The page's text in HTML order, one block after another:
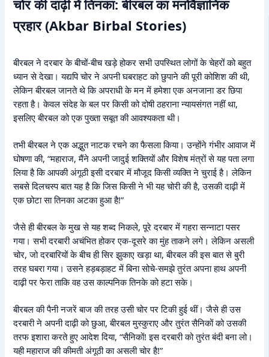
चोर की दाढ़ी में तिनका: बीरबल का मनोवैज्ञानिक
प्रहार (Akbar Birbal Stories)
बीरबल ने दरबार के बीचों-बीच खड़े होकर सभी उपस्थित लोगों के चेहरों को बहुत
ध्यान से देखा। यद्यपि चोर ने अपनी घबराहट को छुपाने की पूरी कोशिश की थी,
लेकिन बीरबल जानते थे कि अपराधी के मन में हमेशा एक अनजाना डर छिपा
रहता है। केवल संदेह के बल पर किसी को दोषी ठहराना न्यायसंगत नहीं था,
इसलिए बीरबल को एक पुख्ता सबूत की आवश्यकता थी।
तभी बीरबल ने एक अद्भुत नाटक रचने का फैसला किया। उन्होंने गंभीर आवाज में
घोषणा की, “महाराज, मैंने अपनी जादुई शक्तियों और विशेष मंत्रों से यह पता लगा
लिया है कि आपकी अंगूठी इसी दरबार में मौजूद किसी व्यक्ति ने चुराई है। लेकिन
सबसे दिलचस्प बात यह है कि जिस किसी ने भी यह चोरी की है, उसकी दाढ़ी में
एक छोटा सा तिनका अटका हुआ है!”
जैसे ही बीरबल के मुख से यह शब्द निकले, पूरे दरबार में गहरा सन्नाटा पसर
गया। सभी दरबारी अचंभित होकर एक-दूसरे का मुंह ताकने लगे। लेकिन असली
चोर, जो दरबारियों के बीच ही सिर झुकाए खड़ा था, बीरबल की इस बात से बुरी
तरह घबरा गया। उसने हड़बड़ाहट में बिना सोचे-समझे तुरंत अपना हाथ अपनी
दाढ़ी पर फेरा ताकि वह उस काल्पनिक तिनके को हटा सके।
बीरबल की पैनी नजरें बाज की तरह उसी चोर पर टिकी हुई थीं। जैसे ही उस
दरबारी ने अपनी दाढ़ी को छुआ, बीरबल मुस्कुराए और तुरंत सैनिकों को उसकी
तरफ इशारा करते हुए आदेश दिया, “सैनिकों! इस दरबारी को तुरंत बंदी बना लो।
यही महाराज की कीमती अंगूठी का असली चोर है!”